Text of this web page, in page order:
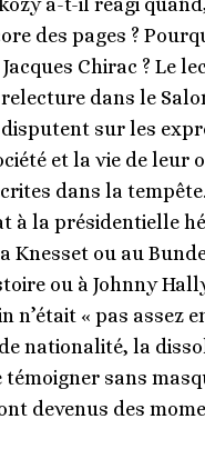
des pages ?
Chirac ? Le
dans le
sur les
et la vie de leur
dans la
à la présidentielle
Knesset ou au
ou à Johnny
n’était « pas assez
nationalité, la
témoigner sans
devenus des